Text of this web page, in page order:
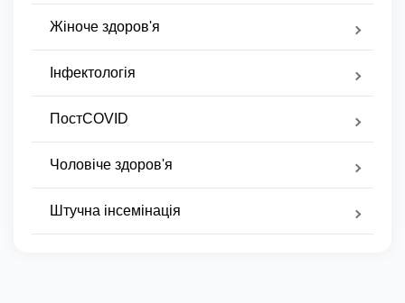
Жіноче здоров'я
Інфектологія
ПостCOVID
Чоловіче здоров'я
Штучна інсемінація